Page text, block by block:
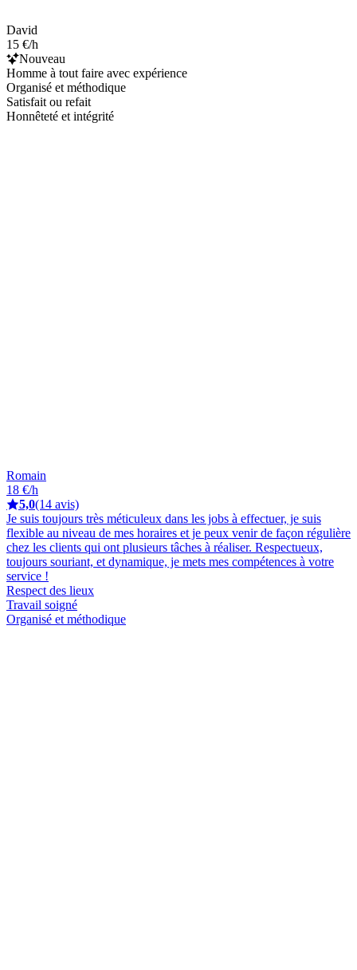
David
15 €/h
Nouveau
Homme à tout faire avec expérience
Organisé et méthodique
Satisfait ou refait
Honnêteté et intégrité
Romain
18 €/h
5,0(14 avis)
Je suis toujours très méticuleux dans les jobs à effectuer, je suis
flexible au niveau de mes horaires et je peux venir de façon régulière
chez les clients qui ont plusieurs tâches à réaliser. Respectueux,
toujours souriant, et dynamique, je mets mes compétences à votre
service !
Respect des lieux
Travail soigné
Organisé et méthodique